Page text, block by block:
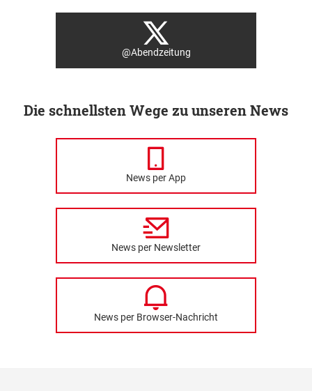
@Abendzeitung
Die schnellsten Wege zu unseren News
News per App
News per Newsletter
News per Browser-Nachricht